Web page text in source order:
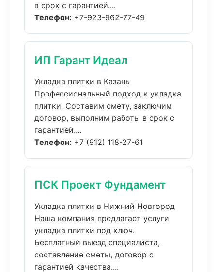
в срок с гарантией....
Телефон: +7-923-962-77-49
ИП Гарант Идеал
Укладка плитки в Казань
Профессиональный подход к укладка
плитки. Составим смету, заключим
договор, выполним работы в срок с
гарантией....
Телефон: +7 (912) 118-27-61
ПСК Проект Фундамент
Укладка плитки в Нижний Новгород
Наша компания предлагает услуги
укладка плитки под ключ.
Бесплатный выезд специалиста,
составление сметы, договор с
гарантией качества....